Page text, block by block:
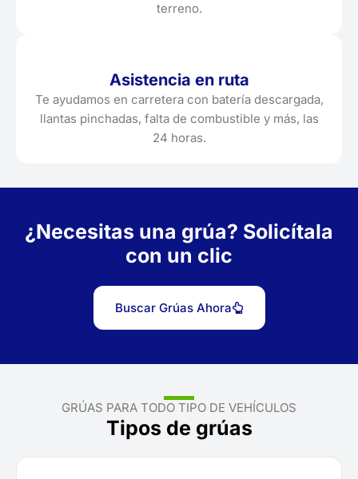
terreno.
Asistencia en ruta
Te ayudamos en carretera con batería descargada,
llantas pinchadas, falta de combustible y más, las
24 horas.
¿Necesitas una grúa? Solicítala
con un clic
Buscar Grúas Ahora
GRÚAS PARA TODO TIPO DE VEHÍCULOS
Tipos de grúas